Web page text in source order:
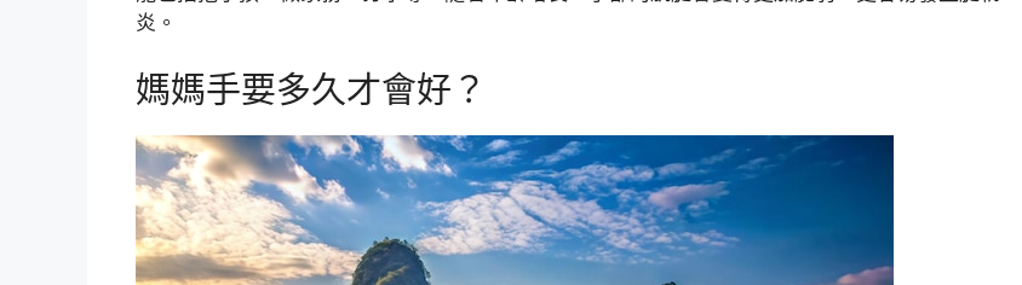
炎。
媽媽手要多久才會好？